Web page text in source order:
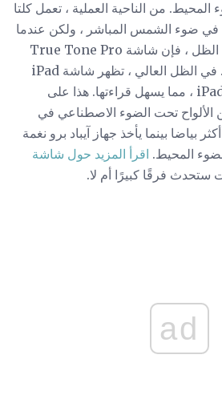
المحيط. من الناحية العملية ، تعمل كلتا
ضوء الشمس المباشر ، ولكن عندما
تقدم درجات متفاوتة من الظل ، فإن شاشة True Tone Pro
Pro Pro تساعد بالتأكيد. في الظل العالي ، تظهر شاشة iPad
Pro أكثر بياضاً من iPad Air ، مما يسهل قراءتها. هذا على
تحت الضوء الاصطناعي في
بياضا بينما يأخذ جهاز آيباد برو نغمة
المحيط. اقرأ المزيد حول شاشة
ستحدث فرقًا كبيرًا أم لا.
ad